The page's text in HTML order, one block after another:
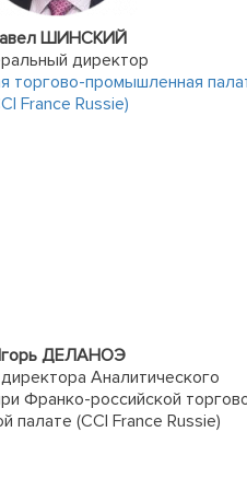
ШИНСКИЙ
директор
торгово-промышленная
France Russie)
ДЕЛАНОЭ
Аналитического
Франко-российской
палате (CCI France Russie)